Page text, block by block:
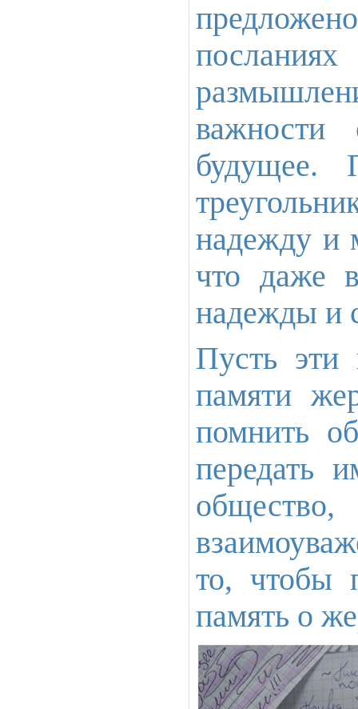
важности
будущее.
надежду и
что даже
надежды и
Пусть эти
памяти
помнить
передать
то, чтобы
память о